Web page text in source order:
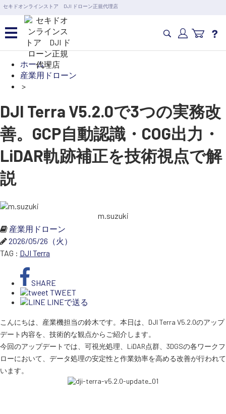
セキドオンラインストア DJI ドローン正規代理店
営業日の15時まで即日出荷
6,000円以上のご購入で送料無料！ポイント1%還元 >>
カメラドローン・生活家電
カテゴリ一覧を開く
関連製品
水中ドローン(ROV)・水中スクーター
RC・ロボット部品
講習会･国家資格･WEBセミナー
スペシャルコンテンツ 定期配信!
取扱店舗一覧
ホーム>
産業用ドローン
>
DJI Terra V5.2.0で3つの実務改
善。GCP自動認識・COG出力・
LiDAR軌跡補正を技術視点で解
説
m.suzuki
産業用ドローン
2026/05/26（火）
TAG : DJI Terra
SHARE
TWEET
LINEで送る
こんにちは、産業機担当の鈴木です。本日は、DJI Terra V5.2.0のアップ
デート内容を、技術的な観点からご紹介します。
今回のアップデートでは、可視光処理、LiDAR点群、3DGSの各ワークフ
ローにおいて、データ処理の安定性と作業効率を高める改善が行われて
います。